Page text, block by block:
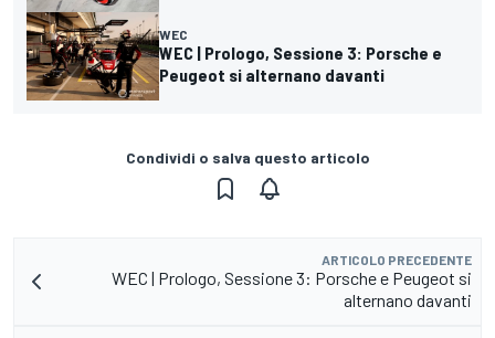
WEC
WEC | Prologo, Sessione 3: Porsche e
Peugeot si alternano davanti
Condividi o salva questo articolo
ARTICOLO PRECEDENTE
WEC | Prologo, Sessione 3: Porsche e Peugeot si
alternano davanti